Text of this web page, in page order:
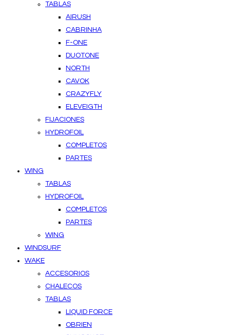
TABLAS
AIRUSH
CABRINHA
F-ONE
DUOTONE
NORTH
CAVOK
CRAZYFLY
ELEVEIGTH
FIJACIONES
HYDROFOIL
COMPLETOS
PARTES
WING
TABLAS
HYDROFOIL
COMPLETOS
PARTES
WING
WINDSURF
WAKE
ACCESORIOS
CHALECOS
TABLAS
LIQUID FORCE
OBRIEN